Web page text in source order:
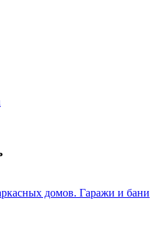
домов. Гаражи и бани